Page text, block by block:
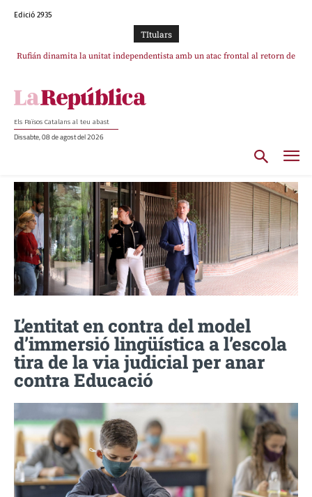
Edició 2935
TItulars
Rufián dinamita la unitat independentista amb un atac frontal al retorn de
Els Països Catalans al teu abast
Dissabte, 08 de agost del 2026
L’entitat en contra del model
d’immersió lingüística a l’escola
tira de la via judicial per anar
contra Educació